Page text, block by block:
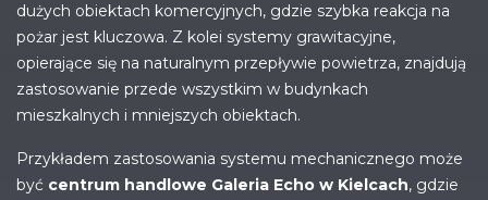
dużych obiektach komercyjnych, gdzie szybka reakcja na
pożar jest kluczowa. Z kolei systemy grawitacyjne,
opierające się na naturalnym przepływie powietrza, znajdują
zastosowanie przede wszystkim w budynkach
mieszkalnych i mniejszych obiektach.
Przykładem zastosowania systemu mechanicznego może
być centrum handlowe Galeria Echo w Kielcach, gdzie